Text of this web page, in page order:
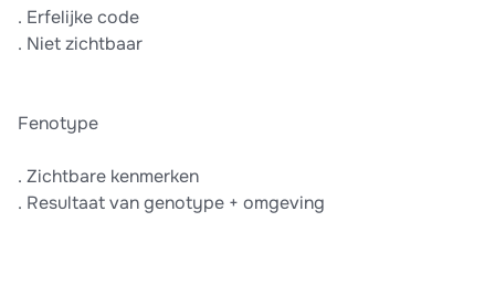
. Erfelijke code
. Niet zichtbaar
Fenotype
. Zichtbare kenmerken
. Resultaat van genotype + omgeving